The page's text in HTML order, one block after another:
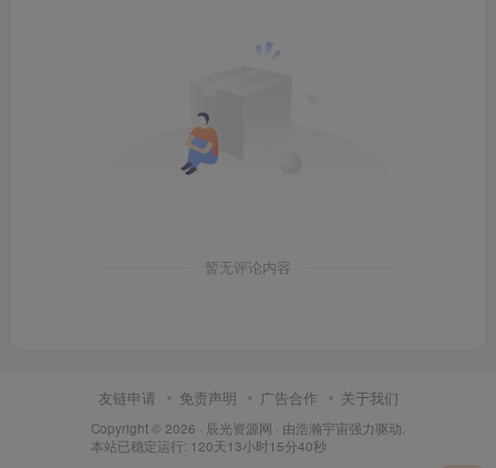
暂无评论内容
友链申请 免责声明 广告合作 关于我们
Copyright © 2026 · 辰光资源网 · 由浩瀚宇宙强力驱动.
本站已稳定运行: 120天13小时15分40秒